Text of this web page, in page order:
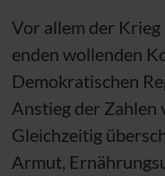
Vor allem der Krieg
enden wollenden
Demokratischen
Anstieg der Zahlen
Gleichzeitig
Armut,